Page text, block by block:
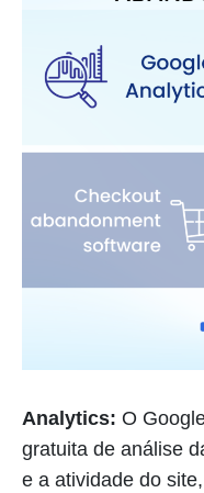
Analytics: O
gratuita de análise
e a atividade do